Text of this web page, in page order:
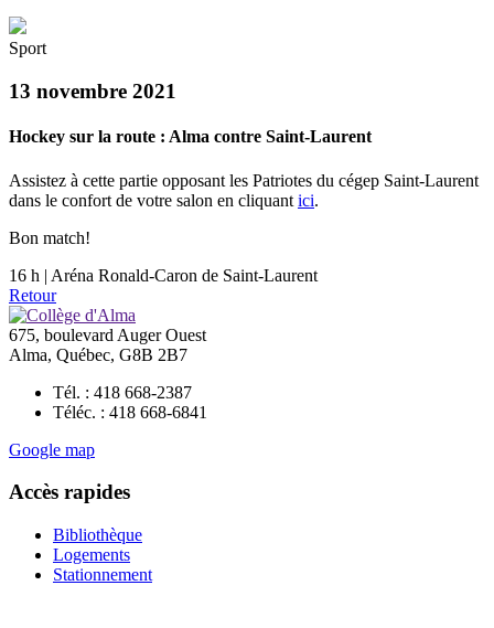
Sport
13 novembre 2021
Hockey sur la route : Alma contre Saint-Laurent
Assistez à cette partie opposant les Patriotes du cégep Saint-Laurent
dans le confort de votre salon en cliquant ici.
Bon match!
16 h | Aréna Ronald-Caron de Saint-Laurent
Retour
675, boulevard Auger Ouest
Alma, Québec, G8B 2B7
Tél. : 418 668-2387
Téléc. : 418 668-6841
Google map
Accès rapides
Bibliothèque
Logements
Stationnement